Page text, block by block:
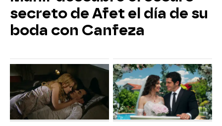
secreto de Afet el día de su
boda con Canfeza